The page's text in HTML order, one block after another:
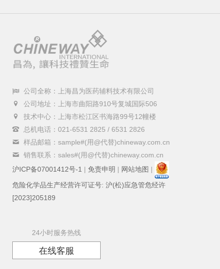
公司全称：上海昌为医药辅料技术有限公司
公司地址：上海市曲阳路910号复城国际506
技术中心：上海市松江区书海路99号12幢楼
总机电话：021-6531 2825 / 6531 2826
样品邮箱：sample#(用@代替)chineway.com.cn
销售联系：sales#(用@代替)chineway.com.cn
沪ICP备07001412号-1 | 免责申明 | 网站地图 |
危险化学品生产经营许可证号: 沪(松)应急管危经许
[2023]205189
24小时服务热线
在线客服